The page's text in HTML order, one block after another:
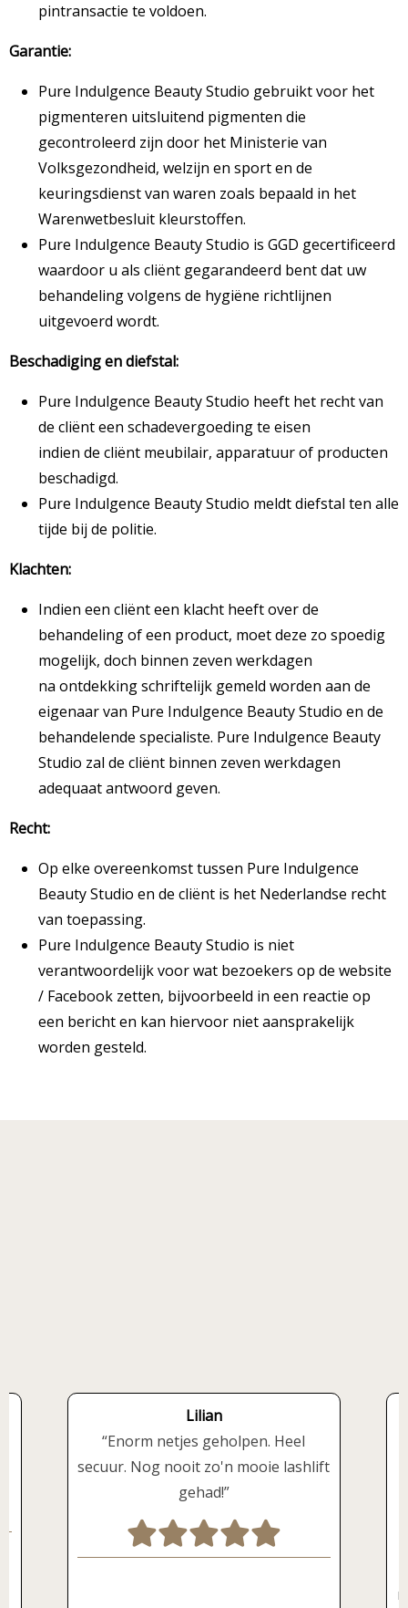
pintransactie te voldoen.
Garantie:
Pure Indulgence Beauty Studio gebruikt voor het
pigmenteren uitsluitend pigmenten die
gecontroleerd zijn door het Ministerie van
Volksgezondheid, welzijn en sport en de
keuringsdienst van waren zoals bepaald in het
Warenwetbesluit kleurstoffen.
Pure Indulgence Beauty Studio is GGD gecertificeerd
waardoor u als cliënt gegarandeerd bent dat uw
behandeling volgens de hygiëne richtlijnen
uitgevoerd wordt.
Beschadiging en diefstal:
Pure Indulgence Beauty Studio heeft het recht van
de cliënt een schadevergoeding te eisen
indien de cliënt meubilair, apparatuur of producten
beschadigd.
Pure Indulgence Beauty Studio meldt diefstal ten alle
tijde bij de politie.
Klachten:
Indien een cliënt een klacht heeft over de
behandeling of een product, moet deze zo spoedig
mogelijk, doch binnen zeven werkdagen
na ontdekking schriftelijk gemeld worden aan de
eigenaar van Pure Indulgence Beauty Studio en de
behandelende specialiste. Pure Indulgence Beauty
Studio zal de cliënt binnen zeven werkdagen
adequaat antwoord geven.
Recht:
Op elke overeenkomst tussen Pure Indulgence
Beauty Studio en de cliënt is het Nederlandse recht
van toepassing.
Pure Indulgence Beauty Studio is niet
verantwoordelijk voor wat bezoekers op de website
/ Facebook zetten, bijvoorbeeld in een reactie op
een bericht en kan hiervoor niet aansprakelijk
worden gesteld.
Lilian
Enorm netjes geholpen. Heel
secuur. Nog nooit zo'n mooie lashlift
gehad!